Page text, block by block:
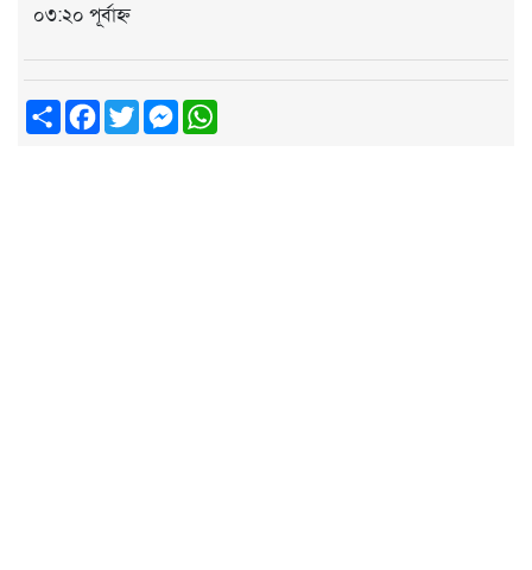
০৩:২০ পূর্বাহ্ন
ShareFacebook
TwitterMessenger